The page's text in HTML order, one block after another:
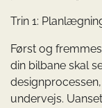
Trin 1:
Først og
din bilbane skal
undervejs.